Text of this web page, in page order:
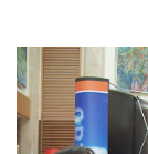
25’İ
ROTA
VİRÜS